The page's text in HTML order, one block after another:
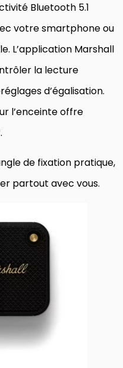
Bluetooth 5.1
votre smartphone ou
L’application Marshall
la lecture
d’égalisation.
l’enceinte offre
de fixation pratique,
partout avec vous.